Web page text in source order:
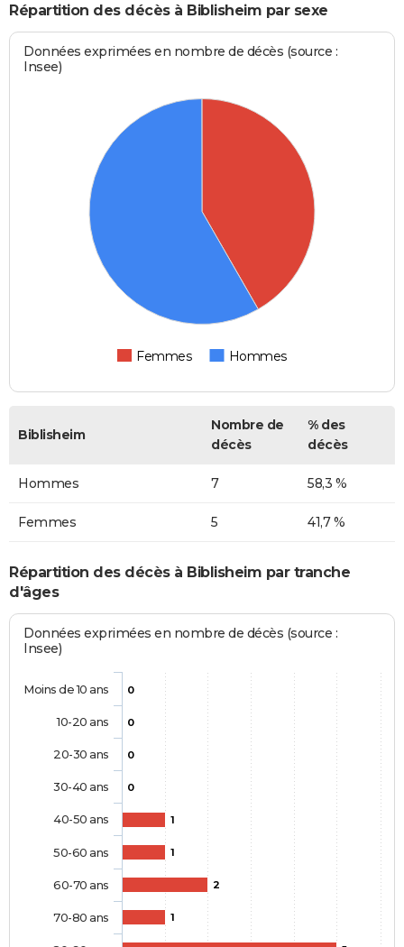
Répartition des décès à Biblisheim par sexe
Données exprimées en nombre de décès (source :
Insee)
Femmes Hommes
Biblisheim
Nombre de
décès
% des
décès
Hommes 7 58,3 %
Femmes 5 41,7 %
Répartition des décès à Biblisheim par tranche
d'âges
Données exprimées en nombre de décès (source :
Insee)
0
0
0
0
1
1
2
1
Moins de 10 ans
10-20 ans
20-30 ans
30-40 ans
40-50 ans
50-60 ans
60-70 ans
70-80 ans